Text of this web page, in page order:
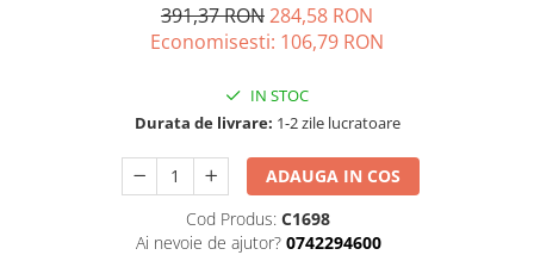
391,37 RON284,58 RON
Economisesti: 106,79 RON
IN STOC
Durata de livrare: 1-2 zile lucratoare
ADAUGA IN COS
Cod Produs: C1698
Ai nevoie de ajutor? 0742294600